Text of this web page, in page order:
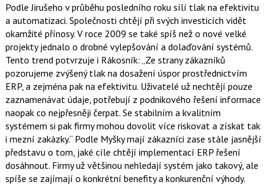
Podle Jirušeho v průběhu posledního roku sílí tlak na efektivitu
a automatizaci. Společnosti chtějí při svých investicích vidět
okamžité přínosy. V roce 2009 se také spíš než o nové velké
projekty jednalo o drobné vylepšování a dolaďování systémů.
Tento trend potvrzuje i Rákosník: „Ze strany zákazníků
pozorujeme zvýšený tlak na dosažení úspor prostřednictvím
ERP, a zejména pak na efektivitu. Uživatelé už nechtějí pouze
zaznamenávat údaje, potřebují z podnikového řešení informace
naopak co nejpřesněji čerpat. Se stabilním a kvalitním
systémem si pak firmy mohou dovolit více riskovat a získat tak
i mezní zakázky.“ Podle Myšky mají zákazníci zase stále jasnější
představu o tom, jaké cíle chtějí implementací ERP řešení
dosáhnout. Firmy už většinou nehledají systém jako takový, ale
spíše se zajímají o konkrétní benefity a konkurenční výhody.